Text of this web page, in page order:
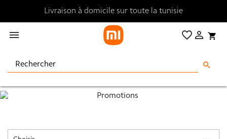
Livraison à domicile sur toute la tunisie
 shopping_cart

favorite_border
search